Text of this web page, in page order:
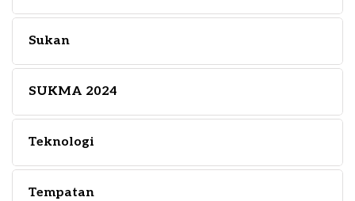
Sukan
SUKMA 2024
Teknologi
Tempatan